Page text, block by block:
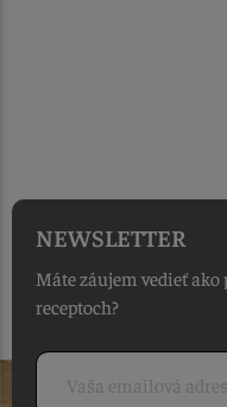
DO 1-
OD
NEWSLETTER
Máte záujem vedieť
receptoch?